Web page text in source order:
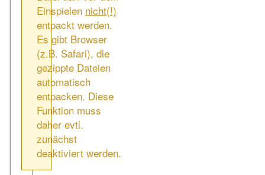
Einspielen nicht(!)
entpackt werden.
Es gibt Browser
(z.B. Safari), die
gezippte Dateien
automatisch
entpacken. Diese
Funktion muss
daher evtl.
zunächst
deaktiviert werden.